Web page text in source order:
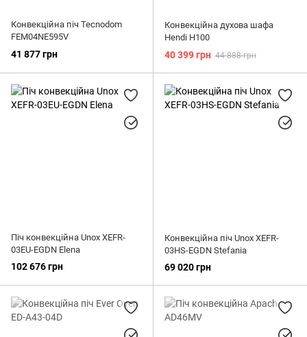
Конвекційна піч Tecnodom
FEM04NE595V
41 877 грн
Конвекційна духова шафа
Hendi H100
40 399 грн 44 888 грн
Піч конвекційна Unox XEFR-
03EU-EGDN Elena
102 676 грн
Конвекційна піч Unox XEFR-
03HS-EGDN Stefania
69 020 грн